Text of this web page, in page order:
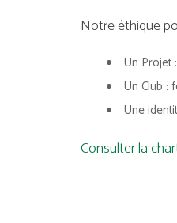
Notre éthique
Un Projet
Un Club :
Une
Consulter la